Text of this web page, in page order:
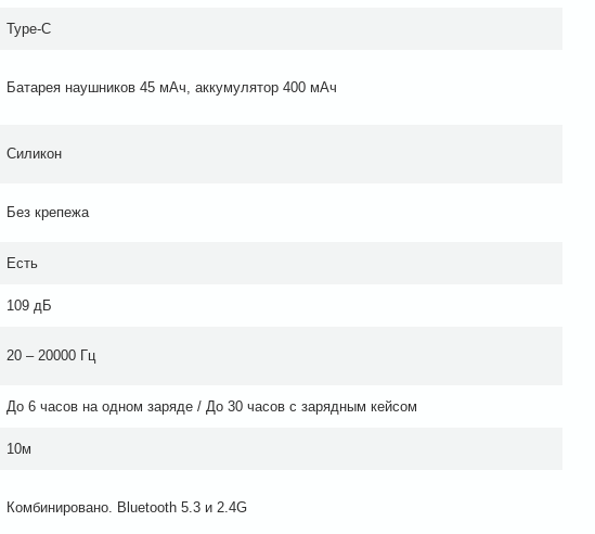
Type-C
Батарея наушников 45 мАч, аккумулятор 400 мАч
Силикон
Без крепежа
Есть
109 дБ
20 – 20000 Гц
До 6 часов на одном заряде / До 30 часов с зарядным кейсом
10м
Комбинировано. Bluetooth 5.3 и 2.4G